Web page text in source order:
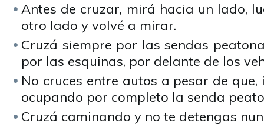
Antes de cruzar, mirá hacia un lado,
otro lado y volvé a mirar.
Cruzá siempre por las sendas
por las esquinas, por delante de los
No cruces entre autos a pesar de
ocupando por completo la senda
Cruzá caminando y no te detengas